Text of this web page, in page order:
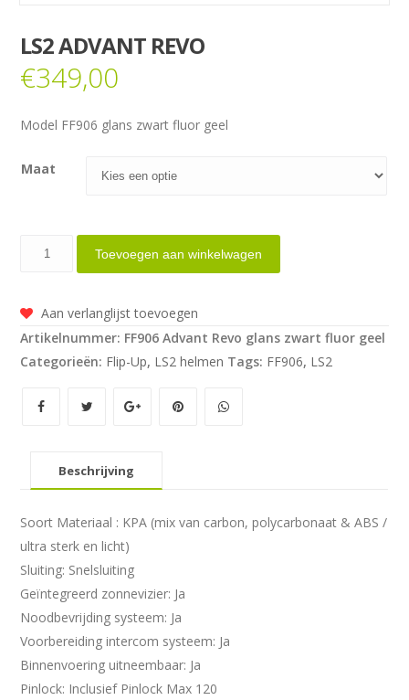
LS2 ADVANT REVO
€349,00
Model FF906 glans zwart fluor geel
Maat
aantal
Toevoegen aan winkelwagen
Aan verlanglijst toevoegen
Artikelnummer: FF906 Advant Revo glans zwart fluor geel
Categorieën: Flip-Up, LS2 helmen Tags: FF906, LS2
Beschrijving
Soort Materiaal : KPA (mix van carbon, polycarbonaat & ABS /
ultra sterk en licht)
Sluiting: Snelsluiting
Geïntegreerd zonnevizier: Ja
Noodbevrijding systeem: Ja
Voorbereiding intercom systeem: Ja
Binnenvoering uitneembaar: Ja
Pinlock: Inclusief Pinlock Max 120